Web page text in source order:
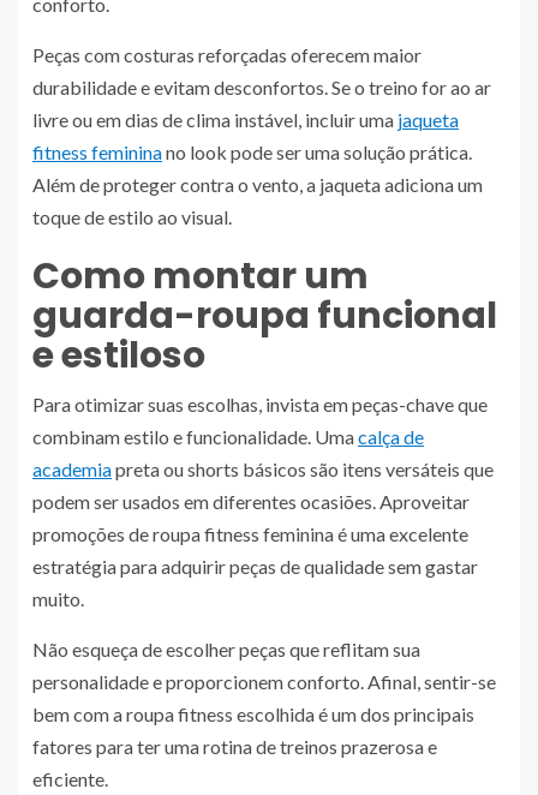
Peças com costuras reforçadas oferecem maior
durabilidade e evitam desconfortos. Se o treino for ao ar
livre ou em dias de clima instável, incluir uma jaqueta
fitness femininano look pode ser uma solução prática.
Além de proteger contra o vento, a jaqueta adiciona um
toque de estilo ao visual.
Como montar um
guarda-roupa funcional
e estiloso
Para otimizar suas escolhas, invista em peças-chave que
combinam estilo e funcionalidade. Umacalça de
academiapreta ou shorts básicos são itens versáteis que
podem ser usados em diferentes ocasiões. Aproveitar
promoções de roupa fitness feminina é uma excelente
estratégia para adquirir peças de qualidade sem gastar
muito.
Não esqueça de escolher peças que reflitam sua
personalidade e proporcionem conforto. Afinal, sentir-se
bem com a roupa fitness escolhida é um dos principais
fatores para ter uma rotina de treinos prazerosa e
eficiente.